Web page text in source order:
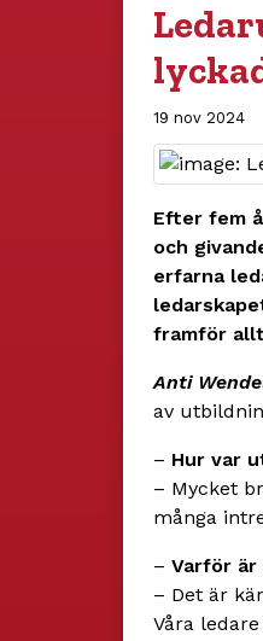
19 nov 2024
Efter fem
och
erfarna
framför
Anti
av
– Hur var
– Mycket
många
– Varför
– Det är
Våra